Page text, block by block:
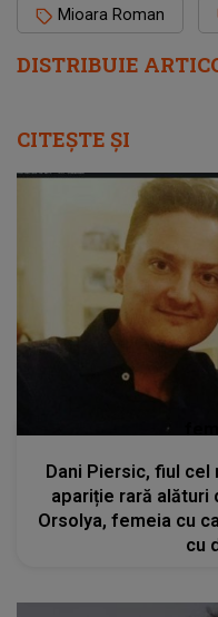
DISTRIBUIE
Mioara Roman
CITEȘTE ȘI
Dani Piersic, fiul cel
apariție rară alături
Orsolya, femeia cu
cu